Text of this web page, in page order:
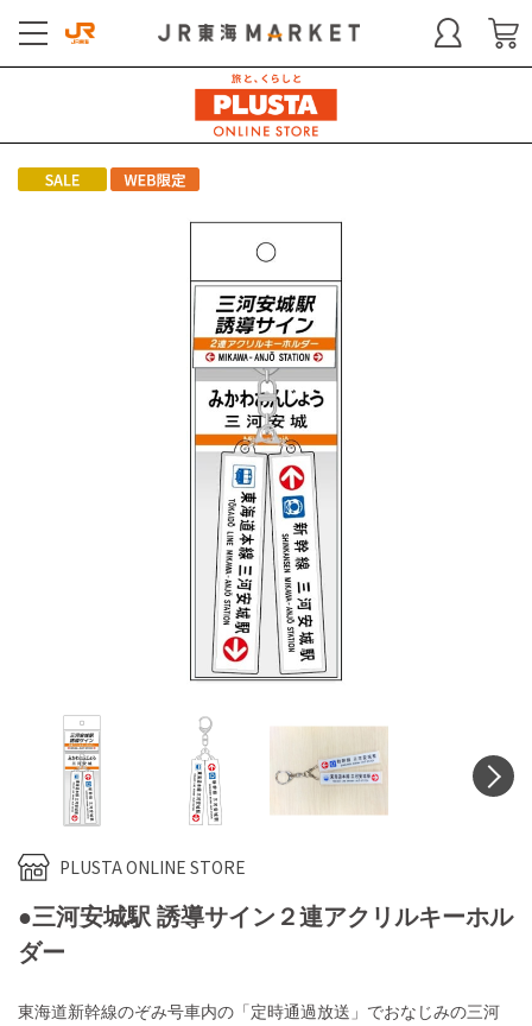
PLUSTA ONLINE STORE
●三河安城駅 誘導サイン２連アクリルキーホル
ダー
東海道新幹線のぞみ号車内の「定時通過放送」でおなじみの三河